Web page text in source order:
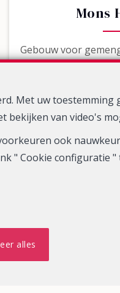
Mons
Gebouw voor
Met uw toestemming
bekijken van video's
ook
" Cookie configuratie
alles